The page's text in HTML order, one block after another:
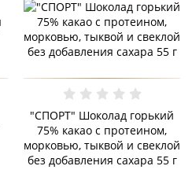
"СПОРТ" Шоколад горький
75% какао с протеином,
морковью, тыквой и свеклой
без добавления сахара 55 г